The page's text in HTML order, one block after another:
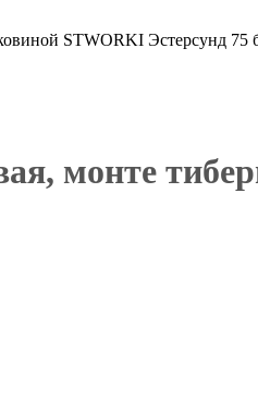
STWORKI Эстерсунд 75
монте